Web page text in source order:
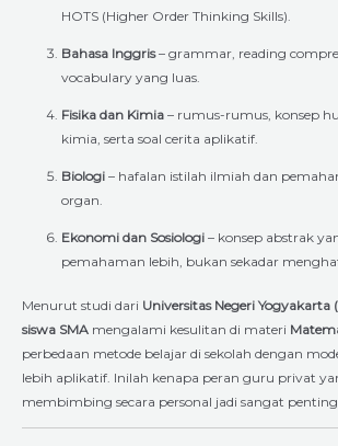
HOTS (Higher Order Thinking Skills).
Bahasa Inggris– grammar, reading
vocabulary yang luas.
Fisika dan Kimia – rumus-rumus, konsep
kimia, serta soal cerita aplikatif.
Biologi – hafalan istilah ilmiah dan
organ.
Ekonomi dan Sosiologi – konsep abstrak
pemahaman lebih, bukan sekadar
Menurut studi dari Universitas Negeri Yogyakarta
siswa SMA mengalami kesulitan di materi
perbedaan metode belajar di sekolah dengan
lebih aplikatif. Inilah kenapa peran guru privat
membimbing secara personal jadi sangat penting.